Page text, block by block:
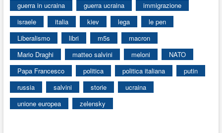
guerra in ucraina
guerra ucraina
immigrazione
israele
italia kiev lega
le pen
Liberalismo
libri m5s
macron
Mario Draghi
matteo salvini meloni
NATO
Papa Francesco
politica politica italiana
putin
russia
salvini storie
ucraina
unione europea
zelensky